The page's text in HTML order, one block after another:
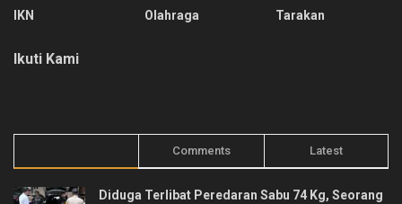
IKN
Olahraga
Tarakan
Ikuti Kami
Comments Latest
Diduga Terlibat Peredaran Sabu 74 Kg, Seorang